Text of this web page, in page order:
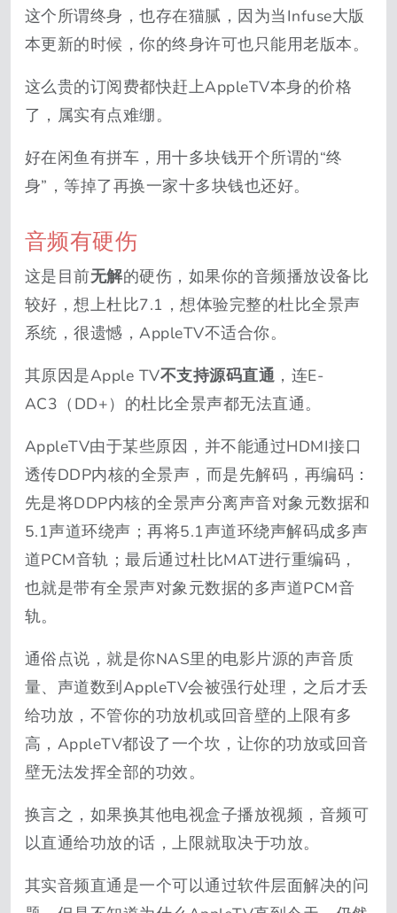
这个所谓终身，也存在猫腻，因为当Infuse大版
本更新的时候，你的终身许可也只能用老版本。
这么贵的订阅费都快赶上AppleTV本身的价格
了，属实有点难绷。
好在闲鱼有拼车，用十多块钱开个所谓的“终
身”，等掉了再换一家十多块钱也还好。
音频有硬伤
这是目前无解的硬伤，如果你的音频播放设备比
较好，想上杜比7.1，想体验完整的杜比全景声
系统，很遗憾，AppleTV不适合你。
其原因是Apple TV不支持源码直通 ，连E-
AC3（DD+）的杜比全景声都无法直通。
AppleTV由于某些原因，并不能通过HDMI接口
透传DDP内核的全景声，而是先解码，再编码：
先是将DDP内核的全景声分离声音对象元数据和
5.1声道环绕声；再将5.1声道环绕声解码成多声
道PCM音轨；最后通过杜比MAT进行重编码，
也就是带有全景声对象元数据的多声道PCM音
轨。
通俗点说，就是你NAS里的电影片源的声音质
量、声道数到AppleTV会被强行处理，之后才丢
给功放，不管你的功放机或回音壁的上限有多
高，AppleTV都设了一个坎，让你的功放或回音
壁无法发挥全部的功效。
换言之，如果换其他电视盒子播放视频，音频可
以直通给功放的话，上限就取决于功放。
其实音频直通是一个可以通过软件层面解决的问